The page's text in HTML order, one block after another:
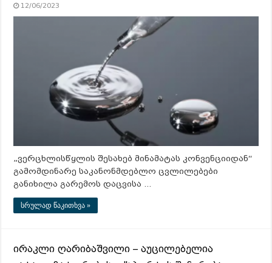
12/06/2023
„ვერცხლისწყლის შესახებ მინამატას კონვენციიდან“
გამომდინარე საკანონმდებლო ცვლილებები
განიხილა გარემოს დაცვისა …
სრულად წაკითხვა »
ირაკლი ღარიბაშვილი – აუცილებელია